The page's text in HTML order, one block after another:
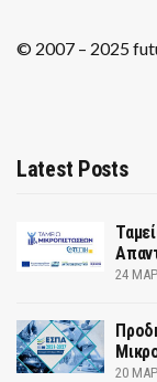
© 2007 – 2025
Latest Posts
24
20